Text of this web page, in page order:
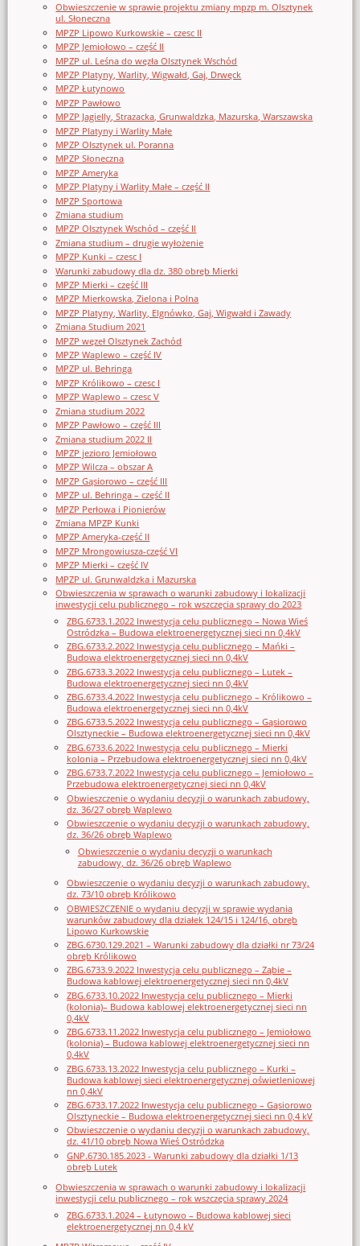
Obwieszczenie w sprawie projektu zmiany mpzp m. Olsztynek
ul. Słoneczna
MPZP Lipowo Kurkowskie – czesc II
MPZP Jemiołowo – część II
MPZP ul. Leśna do węzła Olsztynek Wschód
MPZP Platyny, Warlity, Wigwałd, Gaj, Drwęck
MPZP Łutynowo
MPZP Pawłowo
MPZP Jagielly, Strazacka, Grunwaldzka, Mazurska, Warszawska
MPZP Platyny i Warlity Małe
MPZP Olsztynek ul. Poranna
MPZP Słoneczna
MPZP Ameryka
MPZP Platyny i Warlity Małe – część II
MPZP Sportowa
Zmiana studium
MPZP Olsztynek Wschód – część II
Zmiana studium – drugie wyłożenie
MPZP Kunki – czesc I
Warunki zabudowy dla dz. 380 obręb Mierki
MPZP Mierki – część III
MPZP Mierkowska, Zielona i Polna
MPZP Platyny, Warlity, Elgnówko, Gaj, Wigwałd i Zawady
Zmiana Studium 2021
MPZP węzeł Olsztynek Zachód
MPZP Waplewo – część IV
MPZP ul. Behringa
MPZP Królikowo – czesc I
MPZP Waplewo – czesc V
Zmiana studium 2022
MPZP Pawłowo – część III
Zmiana studium 2022 II
MPZP jezioro Jemiołowo
MPZP Wilcza – obszar A
MPZP Gąsiorowo – część III
MPZP ul. Behringa – część II
MPZP Perłowa i Pionierów
Zmiana MPZP Kunki
MPZP Ameryka-część II
MPZP Mrongowiusza-część VI
MPZP Mierki – część IV
MPZP ul. Grunwaldzka i Mazurska
Obwieszczenia w sprawach o warunki zabudowy i lokalizacji
inwestycji celu publicznego – rok wszczęcia sprawy do 2023
ZBG.6733.1.2022 Inwestycja celu publicznego – Nowa Wieś
Ostródzka – Budowa elektroenergetycznej sieci nn 0,4kV
ZBG.6733.2.2022 Inwestycja celu publicznego – Mańki –
Budowa elektroenergetycznej sieci nn 0,4kV
ZBG.6733.3.2022 Inwestycja celu publicznego – Lutek –
Budowa elektroenergetycznej sieci nn 0,4kV
ZBG.6733.4.2022 Inwestycja celu publicznego – Królikowo –
Budowa elektroenergetycznej sieci nn 0,4kV
ZBG.6733.5.2022 Inwestycja celu publicznego – Gąsiorowo
Olsztyneckie – Budowa elektroenergetycznej sieci nn 0,4kV
ZBG.6733.6.2022 Inwestycja celu publicznego – Mierki
kolonia – Przebudowa elektroenergetycznej sieci nn 0,4kV
ZBG.6733.7.2022 Inwestycja celu publicznego – Jemiołowo –
Przebudowa elektroenergetycznej sieci nn 0,4kV
Obwieszczenie o wydaniu decyzji o warunkach zabudowy,
dz. 36/27 obręb Waplewo
Obwieszczenie o wydaniu decyzji o warunkach zabudowy,
dz. 36/26 obręb Waplewo
Obwieszczenie o wydaniu decyzji o warunkach
zabudowy, dz. 36/26 obręb Waplewo
Obwieszczenie o wydaniu decyzji o warunkach zabudowy,
dz. 73/10 obręb Królikowo
OBWIESZCZENIE o wydaniu decyzji w sprawie wydania
warunków zabudowy dla działek 124/15 i 124/16, obręb
Lipowo Kurkowskie
ZBG.6730.129.2021 – Warunki zabudowy dla działki nr 73/24
obręb Królikowo
ZBG.6733.9.2022 Inwestycja celu publicznego – Ząbie –
Budowa kablowej elektroenergetycznej sieci nn 0,4kV
ZBG.6733.10.2022 Inwestycja celu publicznego – Mierki
(kolonia)– Budowa kablowej elektroenergetycznej sieci nn
0,4kV
ZBG.6733.11.2022 Inwestycja celu publicznego – Jemiołowo
(kolonia) – Budowa kablowej elektroenergetycznej sieci nn
0,4kV
ZBG.6733.13.2022 Inwestycja celu publicznego – Kurki –
Budowa kablowej sieci elektroenergetycznej oświetleniowej
nn 0,4kV
ZBG.6733.17.2022 Inwestycja celu publicznego – Gąsiorowo
Olsztyneckie – Budowa elektroenergetycznej sieci nn 0,4 kV
Obwieszczenie o wydaniu decyzji o warunkach zabudowy,
dz. 41/10 obręb Nowa Wieś Ostródzka
GNP.6730.185.2023 - Warunki zabudowy dla działki 1/13
obręb Lutek
Obwieszczenia w sprawach o warunki zabudowy i lokalizacji
inwestycji celu publicznego – rok wszczęcia sprawy 2024
ZBG.6733.1.2024 – Łutynowo – Budowa kablowej sieci
elektroenergetycznej nn 0,4 kV